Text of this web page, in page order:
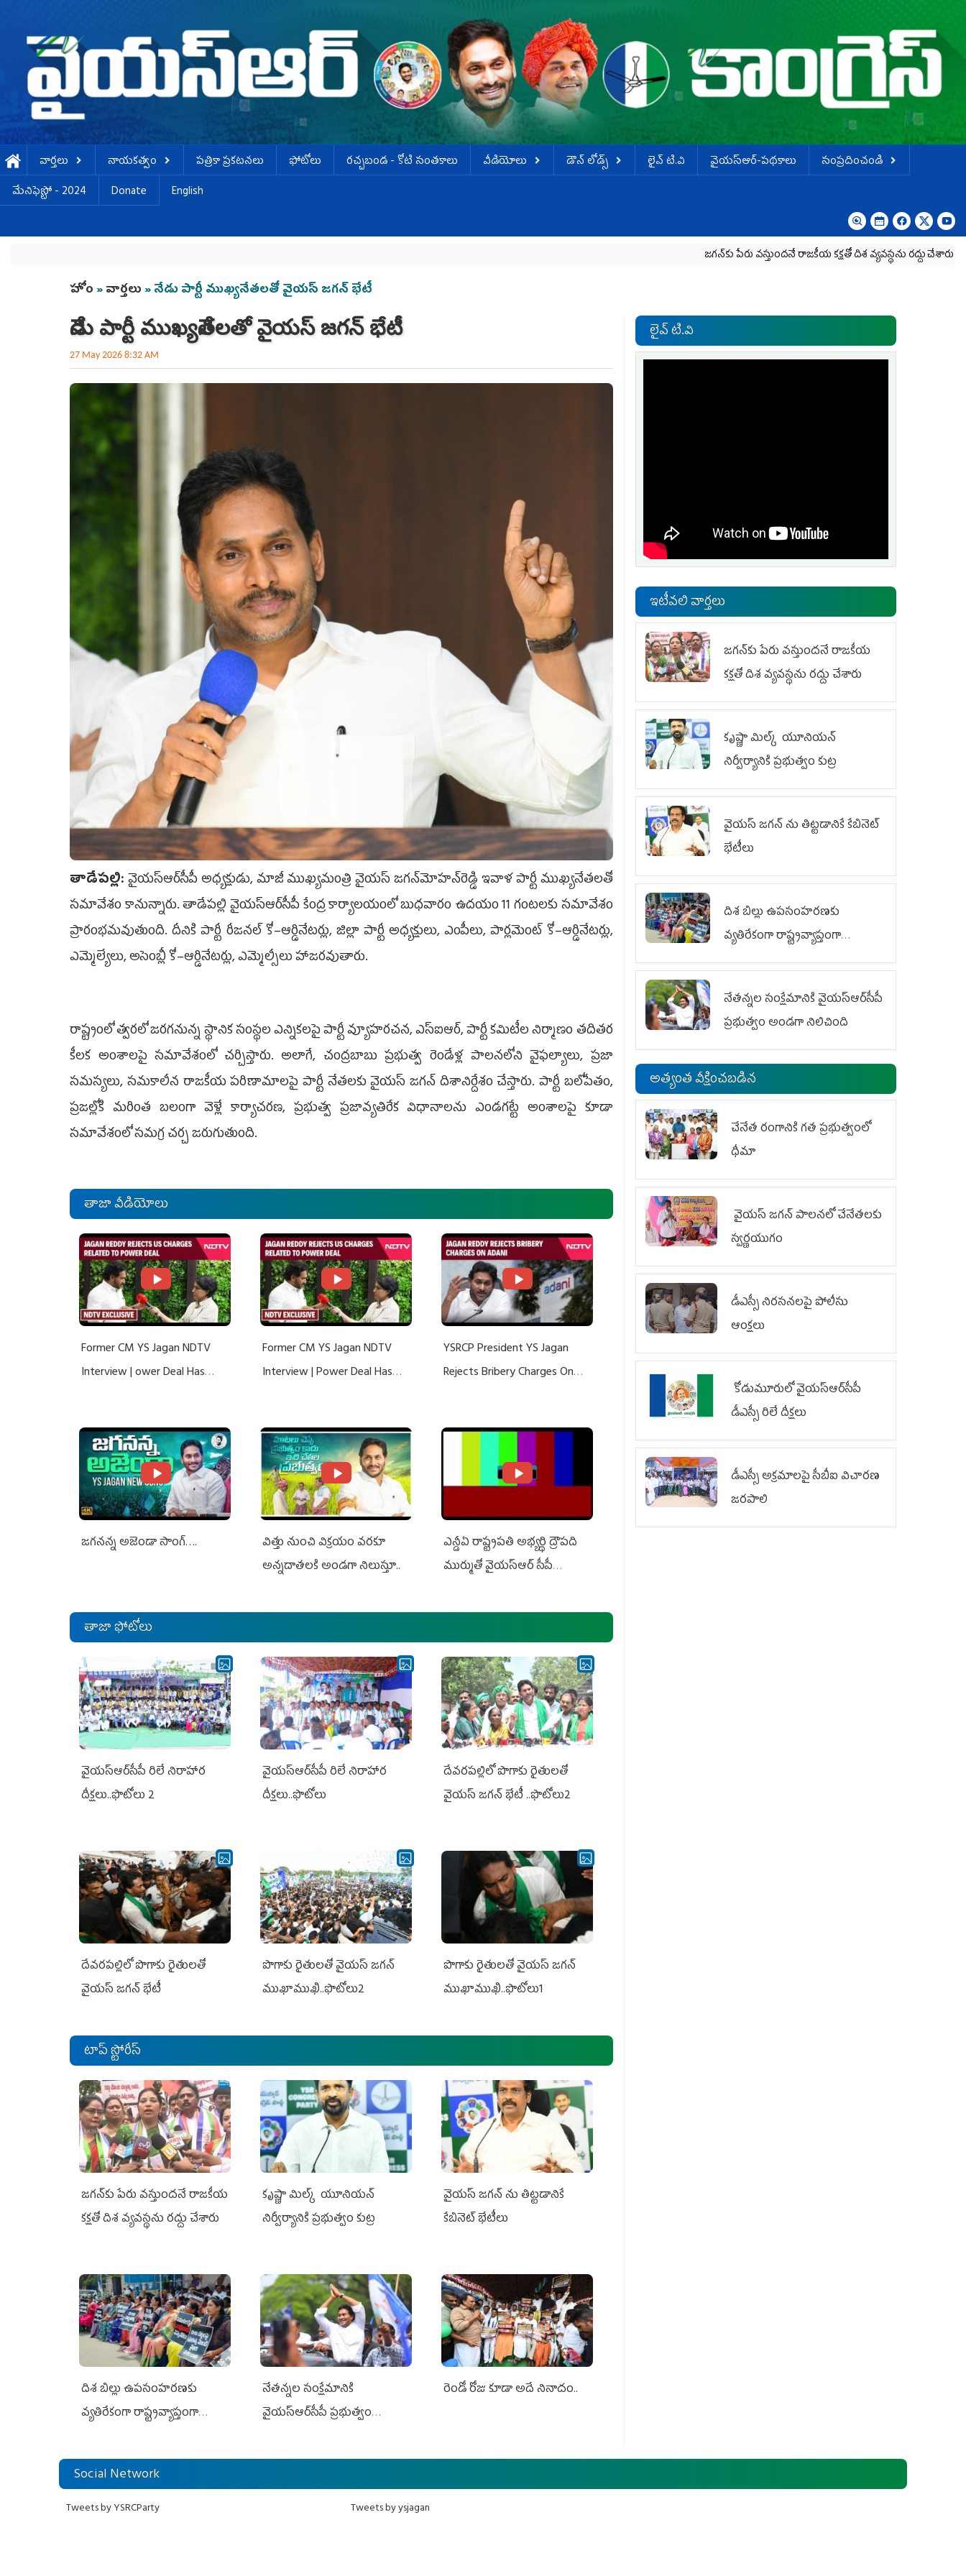
వార్తలు నాయకత్వం పత్రికా ప్రకటనలు ఫోటోలు ర‌చ్చ‌బండ‌ - కోటి సంత‌కాలు వీడియోలు డౌన్ లోడ్స్ లైవ్ టి.వి వైయస్ఆర్-పథకాలు
సంప్రదించండి
మేనిఫెస్టో - 2024
Donate English
జగన్‌కు పేరు వస్తుందనే రాజకీయ కక్షతో దిశ వ్య‌వ‌స్థ‌ను రద్దు చేశారు కృష్ణా
You are here
హోం »వార్తలు » నేడు పార్టీ ముఖ్యనేతలతో వైయ‌స్‌ జగన్‌ భేటీ
నేడు పార్టీ ముఖ్యనేతలతో వైయ‌స్‌ జగన్‌ భేటీ
27 May 2026 8:32 AM
తాడేప‌ల్లి:వైయ‌స్ఆర్‌సీపీ అధ్యక్షుడు, మాజీ ముఖ్యమంత్రి వైయ‌స్‌ జగన్‌మోహన్‌రెడ్డి ఇవాళ పార్టీ ముఖ్యనేతలతో
సమావేశం కానున్నారు. తాడేపల్లి వైయ‌స్ఆర్‌సీపీ కేంద్ర కార్యాలయంలో బుధ‌వారం ఉదయం 11 గంటలకు సమావేశం
ప్రారంభమవుతుంది. దీనికి పార్టీ రీజనల్‌ కో–ఆర్డినేటర్లు, జిల్లా పార్టీ అధ్యక్షులు, ఎంపీలు, పార్లమెంట్‌ కో–ఆర్డినేటర్లు,
ఎమ్మెల్యేలు, అసెంబ్లీ కో–ఆర్డినేటర్లు, ఎమ్మెల్సీలు హాజరవుతారు.
రాష్ట్రంలో త్వరలో జరగనున్న స్థానిక సంస్థల ఎన్నికలపై పార్టీ వ్యూహరచన, ఎస్‌ఐఆర్, పార్టీ కమిటీల నిర్మాణం తదితర
కీలక అంశాలపై సమావేశంలో చర్చిస్తారు. అలాగే, చంద్రబాబు ప్రభుత్వ రెండేళ్ల పాలనలోని వైఫల్యాలు, ప్రజా
సమస్యలు, సమకాలీన రాజకీయ పరిణామాలపై పార్టీ నేతలకు వైయ‌స్‌ జగన్‌ దిశానిర్దేశం చేస్తారు. పార్టీ బలోపేతం,
ప్రజల్లోకి మరింత బలంగా వెళ్లే కార్యాచరణ, ప్రభుత్వ ప్రజావ్యతిరేక విధానాలను ఎండగట్టే అంశాలపై కూడా
సమావేశంలో సమగ్ర చర్చ జరుగుతుంది.
తాజా వీడియోలు
Former CM YS Jagan NDTV
Interview | ower Deal Has
Former CM YS Jagan NDTV
Interview | Power Deal Has
YSRCP President YS Jagan
Rejects Bribery Charges On
జగనన్న అజెండా సాంగ్….
విత్తు నుంచి విక్రయం వరకూ
అన్నదాతలకి అండగా నిలుస్తూ..
ఎన్డీఏ రాష్ట్ర‌ప‌తి అభ్య‌ర్థి ద్రౌప‌ది
ముర్ముతో వైయ‌స్ఆర్ సీపీ
ఎమ్మెల్యేలు, ఎంపీల స‌మావేశం
తాజా ఫోటోలు
వైయ‌స్ఆర్‌సీపీ రిలే నిరాహార
దీక్షలు..ఫొటోలు 2
వైయ‌స్ఆర్‌సీపీ రిలే నిరాహార
దీక్షలు..ఫొటోలు
దేవరపల్లిలో పొగాకు రైతులతో
వైయస్ జగన్ భేటీ ..ఫొటోలు2
దేవరపల్లిలో పొగాకు రైతులతో
వైయస్ జగన్ భేటీ
పొగాకు రైతుల‌తో వైయ‌స్ జ‌గ‌న్
ముఖాముఖి..ఫొటోలు2
పొగాకు రైతుల‌తో వైయ‌స్ జ‌గ‌న్
ముఖాముఖి..ఫొటోలు1
టాప్ స్టోరీస్
జగన్‌కు పేరు వస్తుందనే రాజకీయ
కక్షతో దిశ వ్య‌వ‌స్థ‌ను రద్దు చేశారు
కృష్ణా మిల్క్‌ యూనియన్‌
నిర్వీర్యానికి ప్రభుత్వం కుట్ర
వైయ‌స్ జగన్‌ ను తిట్టడానికే
కేబినెట్‌ భేటీలు
దిశ బిల్లు ఉపసంహరణకు
వ్యతిరేకంగా రాష్ట్రవ్యాప్తంగా
ఆందోళనలు
నేతన్నల సంక్షేమానికి
వైయ‌స్ఆర్‌సీపీ ప్రభుత్వం
రెండో రోజు కూడా అదే నినాదం..
లైవ్ టి.వి
ఇటీవలి వార్తలు
జగన్‌కు పేరు వస్తుందనే రాజకీయ
కక్షతో దిశ వ్య‌వ‌స్థ‌ను రద్దు చేశారు
కృష్ణా మిల్క్‌ యూనియన్‌
నిర్వీర్యానికి ప్రభుత్వం కుట్ర
వైయ‌స్ జగన్‌ ను తిట్టడానికే కేబినెట్‌
భేటీలు
దిశ బిల్లు ఉపసంహరణకు
వ్యతిరేకంగా రాష్ట్రవ్యాప్తంగా
వైయ‌స్ఆర్‌సీపీ మహిళా విభాగం
నేతన్నల సంక్షేమానికి వైయ‌స్ఆర్‌సీపీ
ప్రభుత్వం అండగా నిలిచింది
అత్యంత వీక్షించబడిన
చేనేత రంగానికి గత ప్రభుత్వంలో
ధీమా
వైయ‌స్ జగన్ పాలనలో చేనేతలకు
స్వర్ణయుగం
డీఎస్సీ నిరసనలపై పోలీసు
ఆంక్షలు
కోడుమూరులో వైయ‌స్ఆర్‌సీపీ
డీఎస్సీ రిలే దీక్షలు
డీఎస్సీ అక్రమాలపై సీబీఐ విచారణ
జరపాలి
Social Network
Tweets by YSRCParty Tweets by ysjagan